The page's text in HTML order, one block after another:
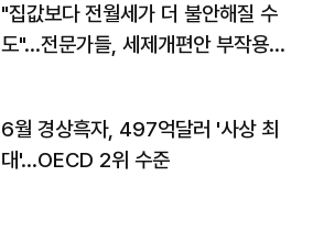
"집값보다 전월세가 더 불안해질 수
도"…전문가들, 세제개편안 부작용
6월 경상흑자, 497억달러 '사상 최
대'…OECD 2위 수준